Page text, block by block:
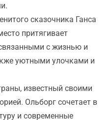
сказочника Ганса
притягивает
с жизнью и
уютными улочками и
известный своими
Ольборг сочетает в
и современные